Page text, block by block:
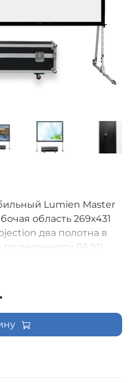
Lumien Master
область 269х431
два полотна в
периметру (16:10),
транспортировочном